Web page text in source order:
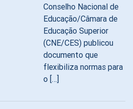
Conselho Nacional de
Educação/Câmara de
Educação Superior
(CNE/CES) publicou
documento que
flexibiliza normas para
o […]